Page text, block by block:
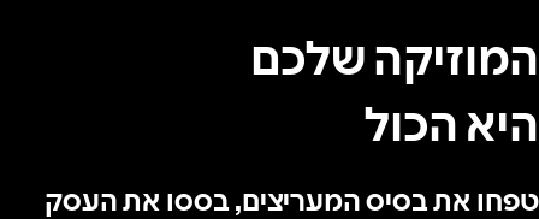
המוזיקה שלכם
היא הכול
טפחו את בסיס המעריצים, בססו את העסק